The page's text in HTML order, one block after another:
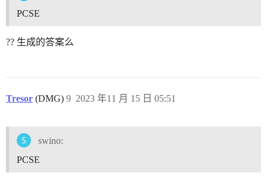
PCSE
?? 生成的答案么
Tresor (DMG) 2023 年11 月 15 日 05:51
9
swino:
PCSE